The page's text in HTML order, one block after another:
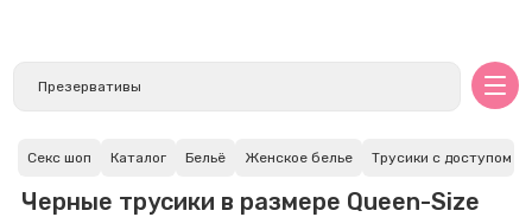
Секс шоп Каталог Бельё Женское белье Трусики с доступом
Черные трусики в размере Queen-Size